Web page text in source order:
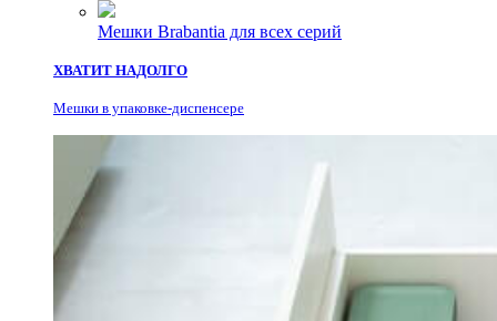
Мешки Brabantia для всех серий
ХВАТИТ НАДОЛГО
Мешки в упаковке-диспенсере